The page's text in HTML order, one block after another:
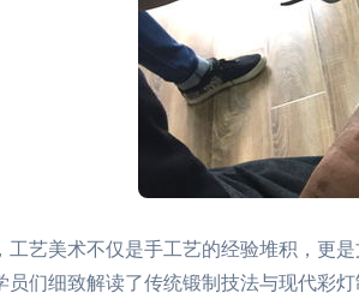
工艺美术不仅是手工艺的经验堆积，更
员们细致解读了传统锻制技法与现代彩